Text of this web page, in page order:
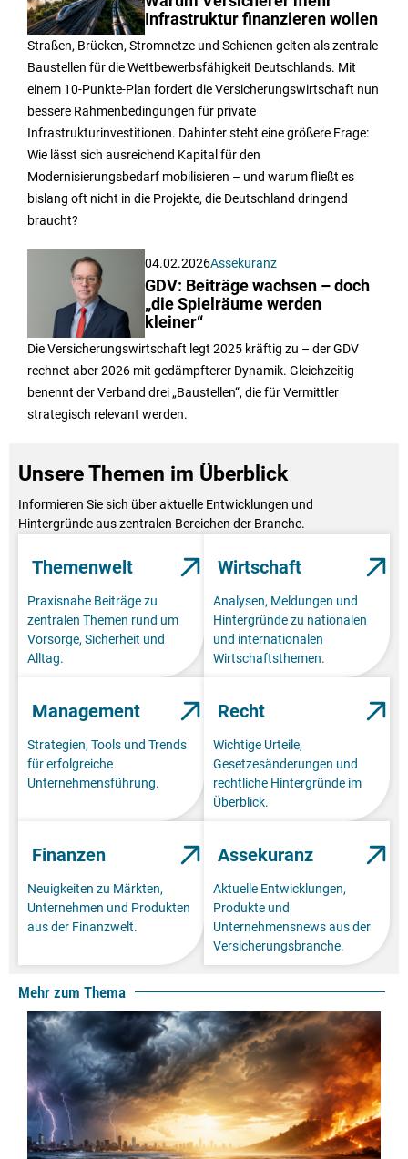
Infrastruktur finanzieren wollen
Straßen, Brücken, Stromnetze und Schienen gelten als zentrale
Baustellen für die Wettbewerbsfähigkeit Deutschlands. Mit
einem 10-Punkte-Plan fordert die Versicherungswirtschaft nun
bessere Rahmenbedingungen für private
Infrastrukturinvestitionen. Dahinter steht eine größere Frage:
Wie lässt sich ausreichend Kapital für den
Modernisierungsbedarf mobilisieren – und warum fließt es
bislang oft nicht in die Projekte, die Deutschland dringend
braucht?
04.02.2026Assekuranz
GDV: Beiträge wachsen – doch
„die Spielräume werden
kleiner“
Die Versicherungswirtschaft legt 2025 kräftig zu – der GDV
rechnet aber 2026 mit gedämpfterer Dynamik. Gleichzeitig
benennt der Verband drei „Baustellen“, die für Vermittler
strategisch relevant werden.
Unsere Themen im Überblick
Informieren Sie sich über aktuelle Entwicklungen und
Hintergründe aus zentralen Bereichen der Branche.
Themenwelt
Praxisnahe Beiträge zu
zentralen Themen rund um
Vorsorge, Sicherheit und
Alltag.
Wirtschaft
Analysen, Meldungen und
Hintergründe zu nationalen
und internationalen
Wirtschaftsthemen.
Management
Strategien, Tools und Trends
für erfolgreiche
Unternehmensführung.
Recht
Wichtige Urteile,
Gesetzesänderungen und
rechtliche Hintergründe im
Überblick.
Finanzen
Neuigkeiten zu Märkten,
Unternehmen und Produkten
aus der Finanzwelt.
Assekuranz
Aktuelle Entwicklungen,
Produkte und
Unternehmensnews aus der
Versicherungsbranche.
Mehr zum Thema